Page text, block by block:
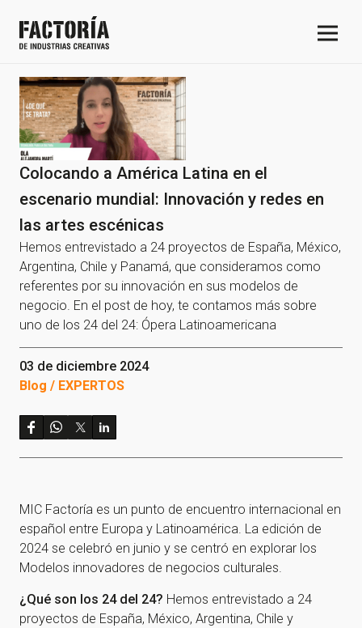
Colocando a América Latina en el
escenario mundial: Innovación y redes en
las artes escénicas
Hemos entrevistado a 24 proyectos de España, México,
Argentina, Chile y Panamá, que consideramos como
referentes por su innovación en sus modelos de
negocio. En el post de hoy, te contamos más sobre
uno de los 24 del 24: Ópera Latinoamericana
03 de diciembre 2024
Blog / EXPERTOS
MIC Factoría es un punto de encuentro internacional en
español entre Europa y Latinoamérica. La edición de
2024 se celebró en junio y se centró en explorar los
Modelos innovadores de negocios culturales.
¿Qué son los 24 del 24? Hemos entrevistado a 24
proyectos de España, México, Argentina, Chile y